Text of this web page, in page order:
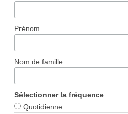
Prénom
Nom de famille
Sélectionner la fréquence
Quotidienne